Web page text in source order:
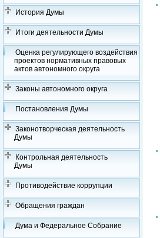
История Думы
Итоги деятельности Думы
Оценка регулирующего воздействия
проектов нормативных правовых
актов автономного округа
Законы автономного округа
Постановления Думы
Законотворческая деятельность
Думы
Контрольная деятельность
Думы
Противодействие коррупции
Обращения граждан
Дума и Федеральное Собрание